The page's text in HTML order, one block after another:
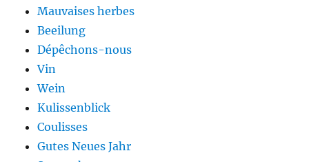
Mauvaises herbes
Beeilung
Dépêchons-nous
Vin
Wein
Kulissenblick
Coulisses
Gutes Neues Jahr